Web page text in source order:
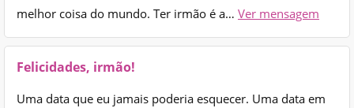
melhor coisa do mundo. Ter irmão é a… Ver mensagem
Felicidades, irmão!
Uma data que eu jamais poderia esquecer. Uma data em